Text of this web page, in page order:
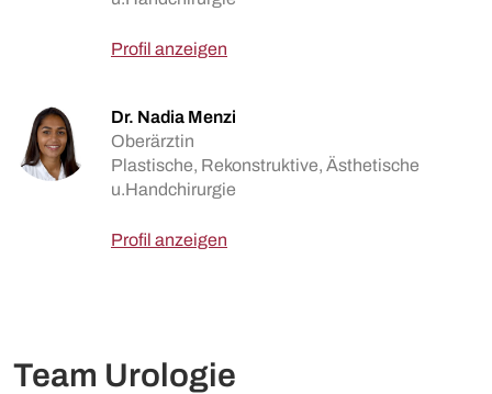
Profil anzeigen
Dr. Nadia Menzi
Oberärztin
Plastische, Rekonstruktive, Ästhetische
u.Handchirurgie
Profil anzeigen
Team Urologie